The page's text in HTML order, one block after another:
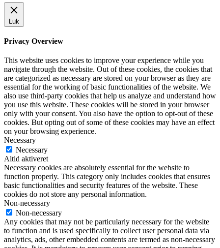
Luk
Privacy Overview
This website uses cookies to improve your experience while you
navigate through the website. Out of these cookies, the cookies that
are categorized as necessary are stored on your browser as they are
essential for the working of basic functionalities of the website. We
also use third-party cookies that help us analyze and understand how
you use this website. These cookies will be stored in your browser
only with your consent. You also have the option to opt-out of these
cookies. But opting out of some of these cookies may have an effect
on your browsing experience.
Necessary
Necessary
Altid aktiveret
Necessary cookies are absolutely essential for the website to
function properly. This category only includes cookies that ensures
basic functionalities and security features of the website. These
cookies do not store any personal information.
Non-necessary
Non-necessary
Any cookies that may not be particularly necessary for the website
to function and is used specifically to collect user personal data via
analytics, ads, other embedded contents are termed as non-necessary